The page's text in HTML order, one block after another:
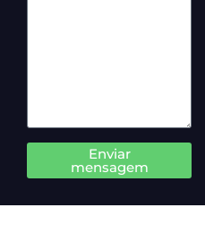
Enviar
mensagem